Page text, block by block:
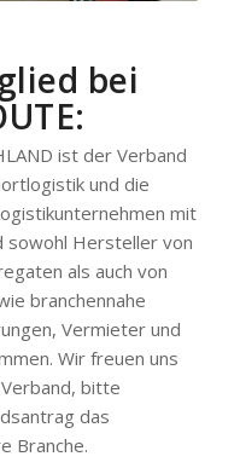
bei
ist der Verband
und die
mit
sowohl Hersteller von
als auch von
branchennahe
Vermieter und
Wir freuen uns
bitte
das
Branche.